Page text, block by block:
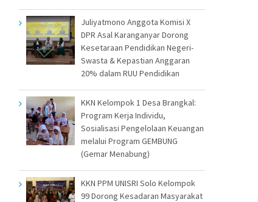
Juliyatmono Anggota Komisi X
DPR Asal Karanganyar Dorong
Kesetaraan Pendidikan Negeri-
Swasta & Kepastian Anggaran
20% dalam RUU Pendidikan
KKN Kelompok 1 Desa Brangkal:
Program Kerja Individu,
Sosialisasi Pengelolaan Keuangan
melalui Program GEMBUNG
(Gemar Menabung)
KKN PPM UNISRI Solo Kelompok
99 Dorong Kesadaran Masyarakat